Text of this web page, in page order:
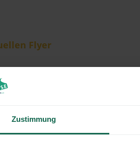
Zustimmung
Flyer